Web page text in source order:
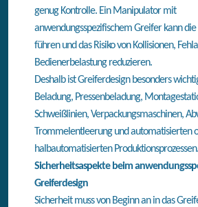
genug Kontrolle. Ein Manipulator mit
anwendungsspezifischem Greifer kann
führen und das Risiko von Kollisionen,
Bedienerbelastung reduzieren.
Deshalb ist Greiferdesign besonders
Beladung, Pressenbeladung,
Schweißlinien, Verpackungsmaschinen,
Trommelentleerung und automatisierten
halbautomatisierten Produktionsprozessen.
Sicherheitsaspekte beim
Greiferdesign
Sicherheit muss von Beginn an in das